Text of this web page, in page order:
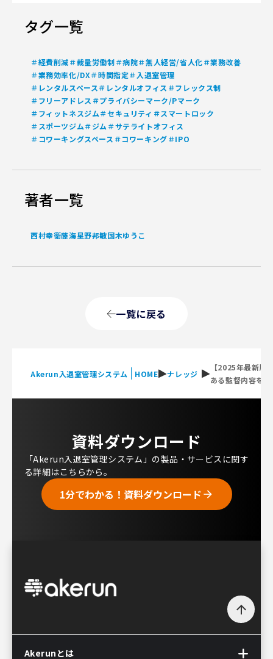
タグ一覧
＃経費削減＃裁量労働制＃病院＃無人経営/省人化＃業務改善
＃業務効率化/DX＃時間指定＃入退室管理
＃レンタルスペース＃レンタルオフィス ＃フレックス制
＃フリーアドレス ＃プライバシーマーク/Pマーク
＃フィットネスジム＃セキュリティ ＃スマートロック
＃スポーツジム＃ジム ＃サテライトオフィス
＃コワーキングスペース ＃コワーキング＃IPO
著者一覧
西村幸衛藤海星野邦敏国木ゆうこ
一覧に戻る
Akerun入退室管理システム HOME ナレッジ
【2025年最新版
ある監督内容を
資料ダウンロード
「Akerun入退室管理システム」の製品・サービスに関す
る詳細はこちらから。
1分でわかる！資料ダウンロード arrow_forward
arrow_upward
Akerunとは